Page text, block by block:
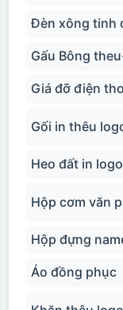
Đèn xông tinh
Gấu Bông
Giá đỡ điện
Gối in thêu
Heo đất in logo
Hộp cơm văn
Hộp đựng
Áo đồng phục